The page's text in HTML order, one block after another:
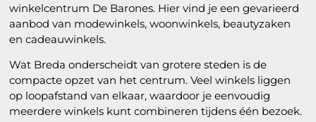
winkelcentrum De Barones. Hier vind je een gevarieerd
aanbod van modewinkels, woonwinkels, beautyzaken
en cadeauwinkels.
Wat Breda onderscheidt van grotere steden is de
compacte opzet van het centrum. Veel winkels liggen
op loopafstand van elkaar, waardoor je eenvoudig
meerdere winkels kunt combineren tijdens één bezoek.